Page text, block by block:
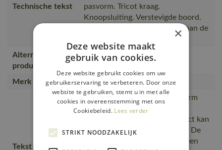
Technische tekst
pasvorm. Tricot kraag.
Knoopsluiting. Verstevigde boord.
Versteviging in de nek. Tricot aan de
Alternatieve
producten
50570-962, 50565-963
Merk MASCOT®
Tekst usp
Moderne, comfortabele pasvorm
met een optimale
bewegingsvrijheid., Het product kan
industrieel gewassen worden., De
naad in de nek is afgezet met een
×
Deze website maakt
gebruik van cookies.
Deze website gebruikt cookies om uw
gebruikerservaring te verbeteren. Door onze
website te gebruiken, stemt u in met alle
cookies in overeenstemming met ons
Cookiebeleid. Lees verder
STRIKT NOODZAKELIJK